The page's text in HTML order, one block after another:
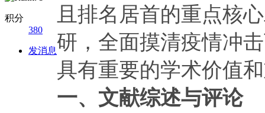
积分
380
发消息
且排名居首的重点核
研，全面摸清疫情冲
具有重要的学术价值
一、文献综述与评论